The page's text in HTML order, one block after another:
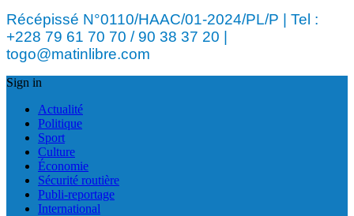
Récépissé N°0110/HAAC/01-2024/PL/P | Tel :
+228 79 61 70 70 / 90 38 37 20 |
togo@matinlibre.com
Sign in
Actualité
Politique
Sport
Culture
Économie
Sécurité routière
Publi-reportage
International